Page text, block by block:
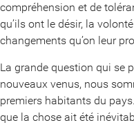
compréhension et de
qu’ils ont le désir, la
changements qu’on leur
La grande question qui se
nouveaux venus, nous
premiers habitants du
que la chose ait été